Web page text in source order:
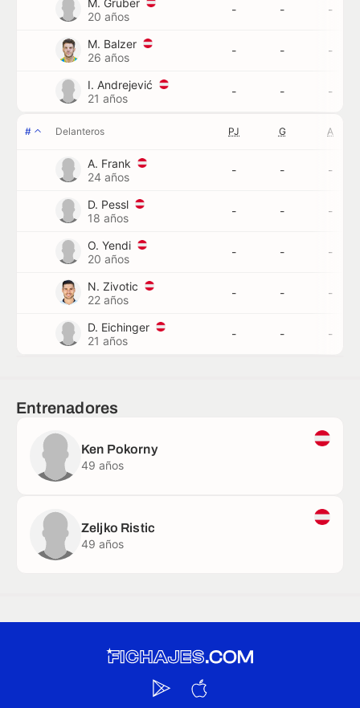
M. Gruber
20 años
- - -
M. Balzer
26 años
- - -
I. Andrejević
21 años
- - -
# Delanteros PJ G A
A. Frank
24 años
- - -
D. Pessl
18 años
- - -
O. Yendi
20 años
- - -
N. Zivotic
22 años
- - -
D. Eichinger
21 años
- - -
Entrenadores
Ken Pokorny
49 años
Zeljko Ristic
49 años